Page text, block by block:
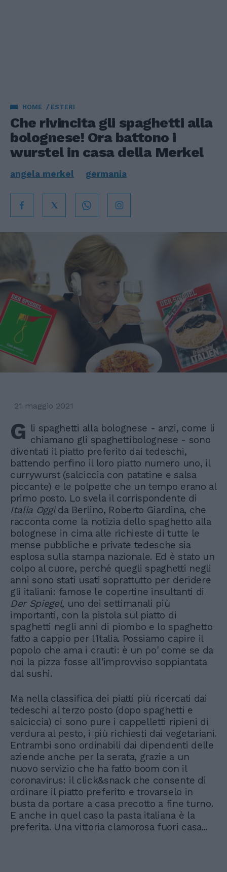
HOME ESTERI
Che rivincita gli spaghetti alla
bolognese! Ora battono i
wurstel in casa della Merkel
angela merkel germania
21 maggio 2021
G li spaghetti alla bolognese - anzi, come li
chiamano gli spaghettibolognese - sono
diventati il piatto preferito dai tedeschi,
battendo perfino il loro piatto numero uno, il
currywurst (salciccia con patatine e salsa
piccante) e le polpette che un tempo erano al
primo posto. Lo svela il corrispondente di
Italia Oggida Berlino, Roberto Giardina, che
racconta come la notizia dello spaghetto alla
bolognese in cima alle richieste di tutte le
mense pubbliche e private tedesche sia
esplosa sulla stampa nazionale. Ed è stato un
colpo al cuore, perché quegli spaghetti negli
anni sono stati usati soprattutto per deridere
gli italiani: famose le copertine insultanti di
Der Spiegel, uno dei settimanali più
importanti, con la pistola sul piatto di
spaghetti negli anni di piombo e lo spaghetto
fatto a cappio per l'Italia. Possiamo capire il
popolo che ama i crauti: è un po' come se da
noi la pizza fosse all'improvviso soppiantata
dal sushi.
Ma nella classifica dei piatti più ricercati dai
tedeschi al terzo posto (dopo spaghetti e
salciccia) ci sono pure i cappelletti ripieni di
verdura al pesto, i più richiesti dai vegetariani.
Entrambi sono ordinabili dai dipendenti delle
aziende anche per la serata, grazie a un
nuovo servizio che ha fatto boom con il
coronavirus: il click&snack che consente di
ordinare il piatto preferito e trovarselo in
busta da portare a casa precotto a fine turno.
E anche in quel caso la pasta italiana è la
preferita. Una vittoria clamorosa fuori casa...